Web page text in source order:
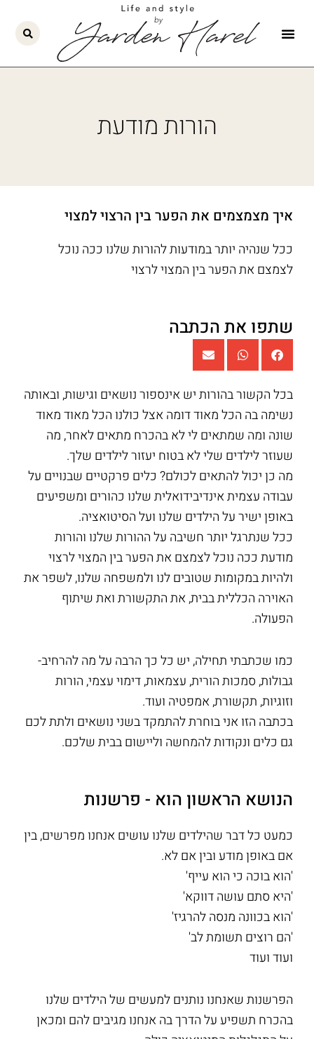
לתוכן
הורות מודעת
איך מצמצמים את הפער בין הרצוי למצוי
ככל שנהיה יותר במודעות להורות שלנו ככה נוכל
לצמצם את הפער בין המצוי לרצוי
שתפו את הכתבה
בכל הקשור בהורות יש אינספור נושאים וגישות, ובאותה
נשימה בה הכל מאוד דומה אצל כולנו הכל מאוד מאוד
שונה ומה שמתאים לי לא בהכרח מתאים לאחר, מה
שעוזר לילדים שלי לא בטוח יעזור לילדים שלך.
מה כן יכול להתאים לכולם? כלים פרקטיים שבנויים על
עבודה עצמית אינדיבידואלית שלנו כהורים ומשפיעים
באופן ישיר על הילדים שלנו ועל הסיטואציה.
ככל שנתרגל יותר חשיבה על ההורות שלנו והורות
מודעת ככה נוכל לצמצם את הפער בין המצוי לרצוי
ולהיות במקומות שטובים לנו ולמשפחה שלנו, לשפר את
האוירה הכללית בבית, את התקשורת ואת שיתוף
הפעולה.
כמו שכתבתי תחילה, יש כל כך הרבה על מה להרחיב-
גבולות, סמכות הורית, עצמאות, דימוי עצמי, הורות
וזוגיות, תקשורת, אמפטיה ועוד.
בכתבה הזו אני בוחרת להתמקד בשני נושאים ולתת לכם
גם כלים ונקודות להמחשה וליישום בבית שלכם.
הנושא הראשון הוא - פרשנות
כמעט כל דבר שהילדים שלנו עושים אנחנו מפרשים, בין
אם באופן מודע ובין אם לא.
'הוא בוכה כי הוא עייף'
'היא סתם עושה דווקא'
'הוא בכוונה מנסה להרגיז'
'הם רוצים תשומת לב'
ועוד ועוד
הפרשנות שאנחנו נותנים למעשים של הילדים שלנו
בהכרח תשפיע על הדרך בה אנחנו מגיבים להם ומכאן